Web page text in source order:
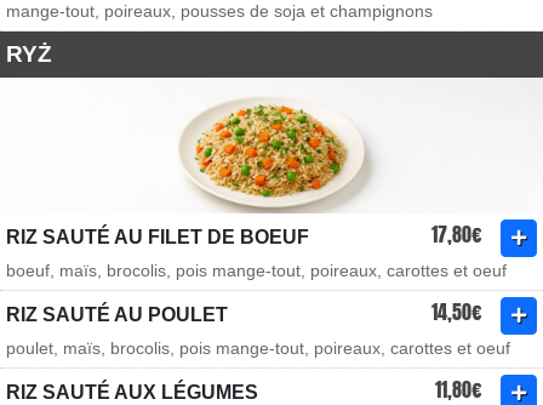
mange-tout, poireaux, pousses de soja et champignons
RYŻ
RIZ SAUTÉ AU FILET DE BOEUF 17,80€
boeuf, maïs, brocolis, pois mange-tout, poireaux, carottes et oeuf
RIZ SAUTÉ AU POULET 14,50€
poulet, maïs, brocolis, pois mange-tout, poireaux, carottes et oeuf
RIZ SAUTÉ AUX LÉGUMES 11,80€